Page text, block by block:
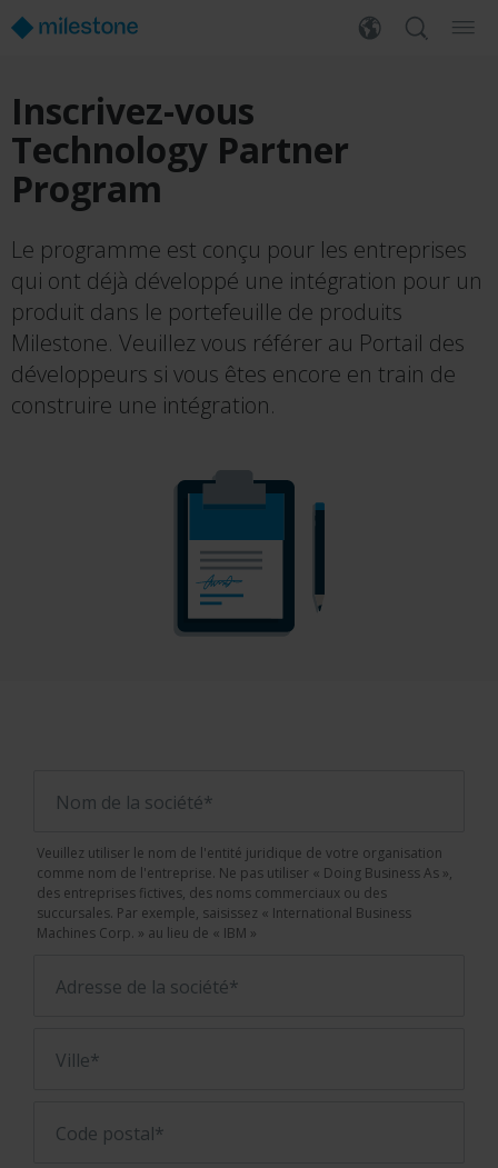
Inscrivez-vous
Technology Partner
Program
Le programme est conçu pour les entreprises
qui ont déjà développé une intégration pour un
produit dans le portefeuille de produits
Milestone. Veuillez vous référer au Portail des
développeurs si vous êtes encore en train de
construire une intégration.
Nom de la société*
Veuillez utiliser le nom de l'entité juridique de votre organisation
comme nom de l'entreprise. Ne pas utiliser « Doing Business As »,
des entreprises fictives, des noms commerciaux ou des
succursales. Par exemple, saisissez « International Business
Machines Corp. » au lieu de « IBM »
Adresse de la société*
Ville*
Code postal*